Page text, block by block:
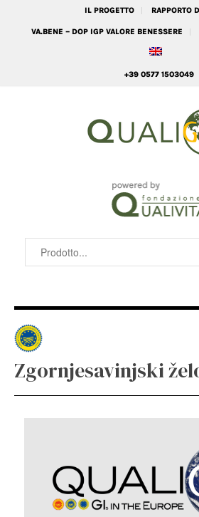
IL PROGETTO RAPPORTO
VA.BENE – DOP IGP VALORE BENESSERE
+39 0577 1503049
Zgornjesavinjski